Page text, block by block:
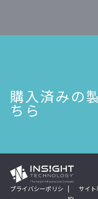
購入済みの
ちら
プライバシーポリシ
サイ